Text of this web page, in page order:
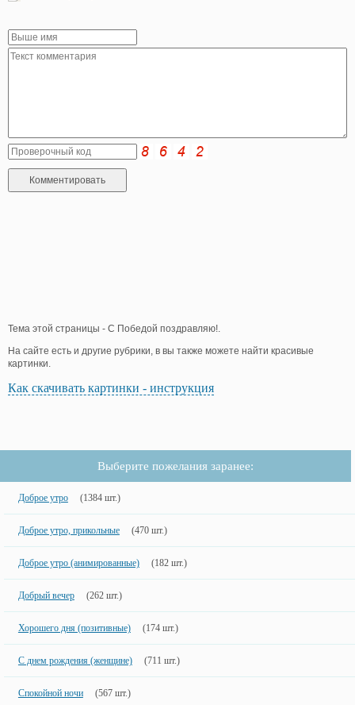
Тема этой страницы - С Победой поздравляю!.
На сайте есть и другие рубрики, в вы также можете найти красивые
картинки.
Как скачивать картинки - инструкция
Выберите пожелания заранее:
Доброе утро (1384 шт.)
Доброе утро, прикольные (470 шт.)
Доброе утро (анимированные) (182 шт.)
Добрый вечер (262 шт.)
Хорошего дня (позитивные) (174 шт.)
С днем рождения (женщине) (711 шт.)
Спокойной ночи (567 шт.)